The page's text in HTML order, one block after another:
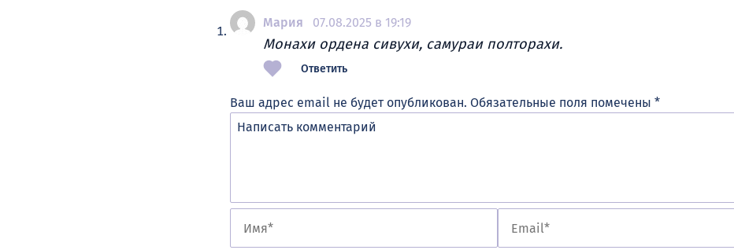
Мария 07.08.2025 в 19:19
Монахи ордена сивухи, самураи полторахи.
Ответить
Ваш адрес email не будет опубликован. Обязательные поля помечены *